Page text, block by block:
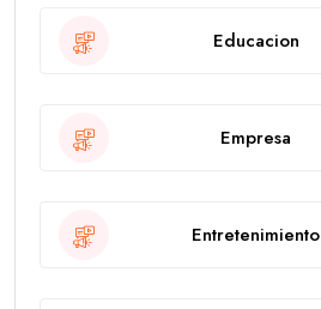
Educacion
Empresa
Entretenimiento